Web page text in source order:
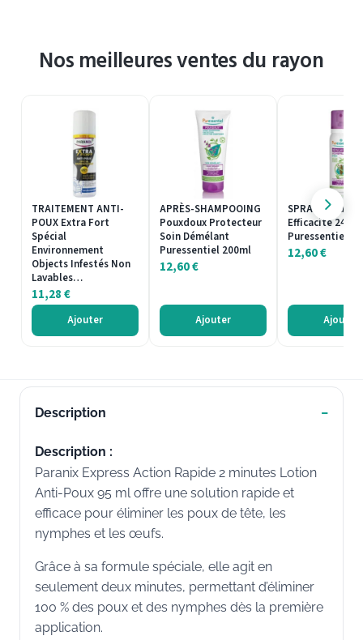
Nos meilleures ventes du rayon
TRAITEMENT ANTI-
POUX Extra Fort
Spécial
Environnement
Objects Infestés Non
Lavables…
11,28€
Ajouter
APRÈS-SHAMPOOING
Pouxdoux Protecteur
Soin Démélant
Puressentiel 200ml
12,60€
Ajouter
SPRAY Répulsif
Efficacité 24H
Puressentiel
12,60€
Ajouter
Description
Description :
Paranix Express Action Rapide 2 minutes Lotion
Anti-Poux 95 ml offre une solution rapide et
efficace pour éliminer les poux de tête, les
nymphes et les œufs.
Grâce à sa formule spéciale, elle agit en
seulement deux minutes, permettant d’éliminer
100 % des poux et des nymphes dès la première
application.